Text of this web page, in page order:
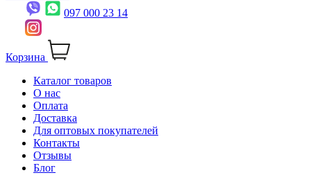
097 000 23 14
Корзина
Каталог товаров
О нас
Оплата
Доставка
Для оптовых покупателей
Контакты
Отзывы
Блог